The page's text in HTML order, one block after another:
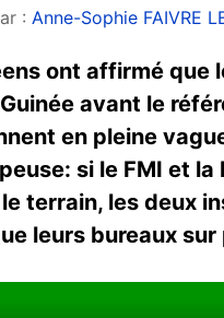
: Anne-Sophie FAIVRE
ont affirmé que
avant le
en pleine
si le FMI et
terrain, les deux
leurs bureaux